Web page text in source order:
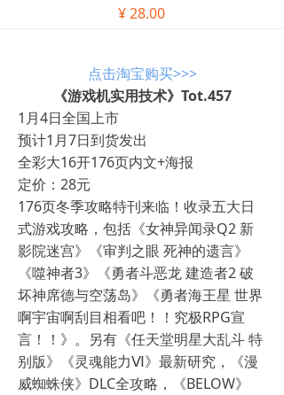
点击淘宝购买>>>
《游戏机实用技术》Tot.457
1月4日全国上市
预计1月7日到货发出
全彩大16开176页内文+海报
定价：28元
176页冬季攻略特刊来临！收录五大日
式游戏攻略，包括《女神异闻录Q2 新
影院迷宫》《审判之眼 死神的遗言》
《噬神者3》《勇者斗恶龙 建造者2 破
坏神席德与空荡岛》《勇者海王星 世界
啊宇宙啊刮目相看吧！！究极RPG宣
言！！》。另有《任天堂明星大乱斗 特
别版》《灵魂能力Ⅵ》最新研究，《漫
威蜘蛛侠》DLC全攻略，《BELOW》
¥ 28.00